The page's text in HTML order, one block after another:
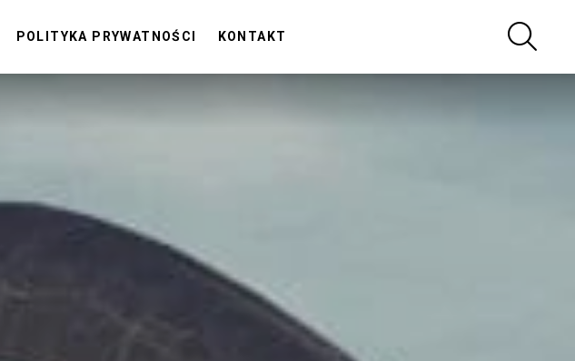
POLITYKA PRYWATNOŚCI KONTAKT